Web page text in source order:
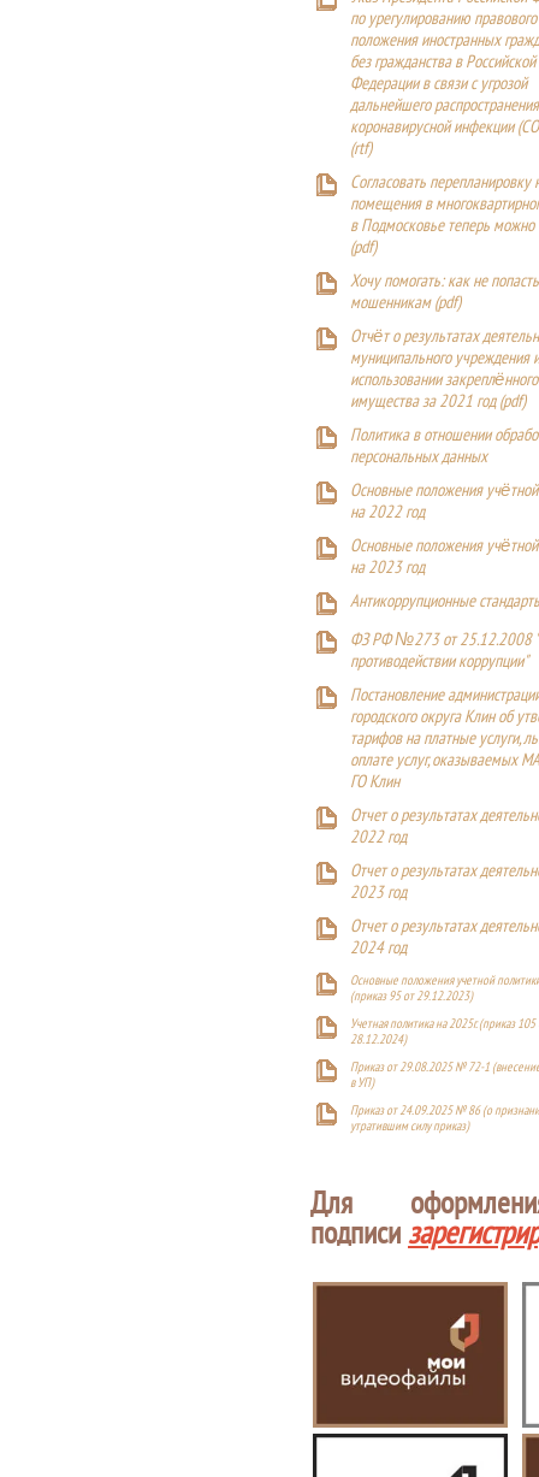
по урегулированию правового
положения иностранных
без гражданства в Российской
Федерации в связи с угрозой
дальнейшего
коронавирусной инфекции
(rtf)
Согласовать перепланировку
помещения в
в Подмосковье теперь можно
(pdf)
Хочу помогать: как не
мошенникам (pdf)
Отчёт о результатах
муниципального учреждения
использовании
имущества за 2021 год (pdf)
Политика в отношении
персональных данных
Основные положения
на 2022 год
Основные положения
на 2023 год
Антикоррупционные
ФЗ РФ №273 от 25.12.2008
противодействии коррупции"
Постановление
городского округа Клин об
тарифов на платные услуги,
оплате услуг, оказываемых
ГО Клин
Отчет о результатах
2022 год
Отчет о результатах
2023 год
Отчет о результатах
2024 год
Основные положения учетной
(приказ 95 от 29.12.2023)
Учетная политика на 2025г. (приказ 105
28.12.2024)
Приказ от 29.08.2025 № 72-1
в УП)
Приказ от 24.09.2025 № 86 (о
утратившим силу приказ)
Для
подписи